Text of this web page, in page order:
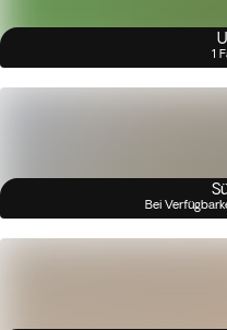
1
Bei